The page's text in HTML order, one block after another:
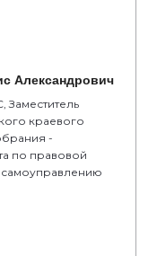
Александрович
Заместитель
краевого
-
по правовой
самоуправлению